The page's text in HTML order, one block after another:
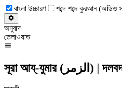
বাংলা উচ্চারণ শব্দে শব্দে কুরআন (অডিও
অনুবাদ
তেলাওয়াত
সূরা আয্‌-যুমার ( الزمر ) |